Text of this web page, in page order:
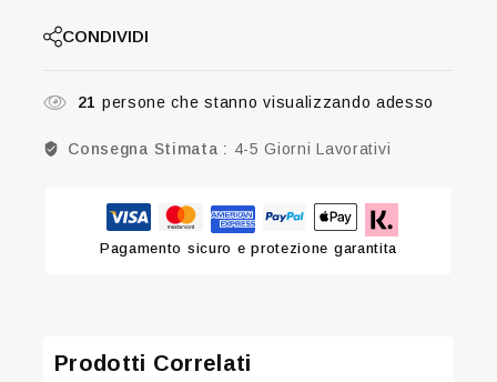
CONDIVIDI
21 persone che stanno visualizzando adesso
Consegna Stimata : 4-5 Giorni Lavorativi
Pagamento sicuro e protezione garantita
Prodotti Correlati